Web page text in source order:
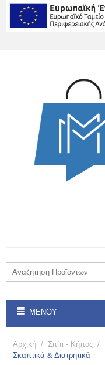
ΜΕΝΟΎ
Αρχική / Σπίτι - Κήπος /
Σκαπτικά & Διατρητικά